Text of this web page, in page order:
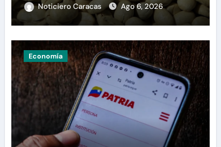
Noticiero Caracas Ago 6, 2026
Economía